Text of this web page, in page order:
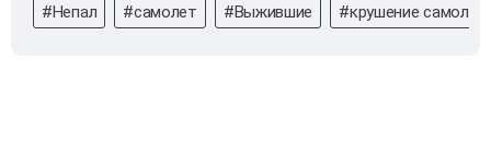
#Непал #самолет #Выжившие #крушение